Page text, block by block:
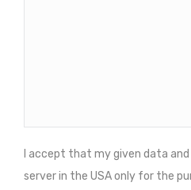
I accept that my given data
server in the USA only for the